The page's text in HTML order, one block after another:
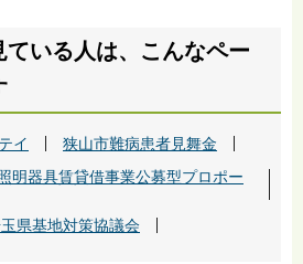
ている人は、こんなペー
イ
狭山市難病患者見舞金
明器具賃貸借事業公募型プロポー
県基地対策協議会